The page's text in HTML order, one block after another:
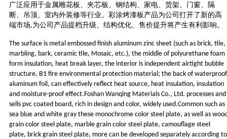
广泛应用于金属雕花板、夹芯板、钢结构、家电、货架、门窗、隔
断、吊顶、室内外装修等行业。彩涂烤漆板 产品为公司打开了新的高
端市场,为公司产品提档升级、结构优化、售价提升将产生有利影响。
The surface is metal embossed finish aluminum zinc sheet (such as brick, tile,
marbling, bark, ceramic tile, Mosaic, etc.), the middle of polyurethane foam
form insulation, heat break layer, the interior is independent airtight bubble
structure, B1 fire environmental protection material; the back of waterproof
aluminum foil, can effectively reflect heat source, heat insulation, insulation
and moisture-proof effect.Foshan Wanqing Materials Co., Ltd. processes and
sells pvc coated board, rich in design and color, widely used.Common such as
sea blue and white gray these monochrome color steel plate, as well as
grain color steel plate, marble grain color steel plate, camouflage steel
plate, brick grain steel plate, more can be developed separately according to